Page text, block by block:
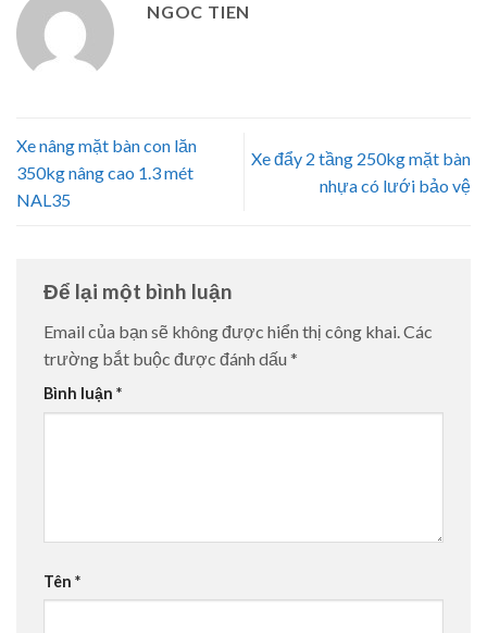
NGOC TIEN
Xe nâng mặt bàn con lăn
350kg nâng cao 1.3 mét
NAL35
Xe đẩy 2 tầng 250kg mặt bàn
nhựa có lưới bảo vệ
Để lại một bình luận
Email của bạn sẽ không được hiển thị công khai.Các
trường bắt buộc được đánh dấu *
Bình luận *
Tên *